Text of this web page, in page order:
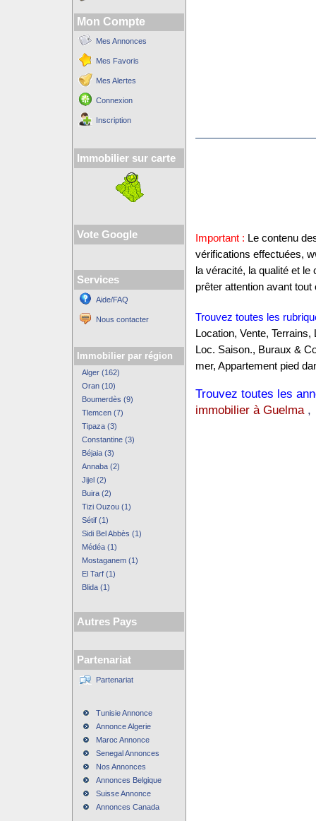
Mon Compte
Mes Annonces
Mes Favoris
Mes Alertes
Connexion
Inscription
Immobilier sur carte
Vote Google
Services
Aide/FAQ
Nous contacter
Immobilier par région
Alger (162)
Oran (10)
Boumerdès (9)
Tlemcen (7)
Tipaza (3)
Constantine (3)
Béjaia (3)
Annaba (2)
Jijel (2)
Buira (2)
Tizi Ouzou (1)
Sétif (1)
Sidi Bel Abbès (1)
Médéa (1)
Mostaganem (1)
El Tarf (1)
Blida (1)
Autres Pays
Partenariat
Partenariat
Tunisie Annonce
Annonce Algerie
Maroc Annonce
Senegal Annonces
Nos Annonces
Annonces Belgique
Suisse Annonce
Annonces Canada
Important : Le contenu
vérifications effectuées,
la véracité, la qualité et
prêter attention avant tout
Trouvez toutes les
Location, Vente,
Loc. Saison., Buraux &
mer, Appartement pied
Trouvez toutes les
immobilier à Guelma